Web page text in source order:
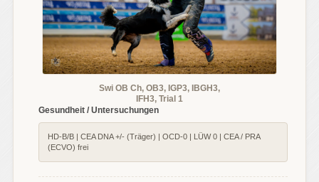
Swi OB Ch, OB3, IGP3, IBGH3,
IFH3, Trial 1
Gesundheit / Untersuchungen
HD-B/B | CEA DNA +/- (Träger) | OCD-0 | LÜW 0 | CEA / PRA
(ECVO) frei